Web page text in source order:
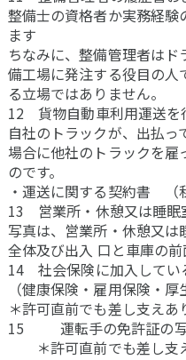
整備士の資格者か実務経験
ます
ちなみに、整備管理者は
備工場に発注する役目の人
る立場ではありません。
12 貨物自動車利用運送を
自社のトラックが、出払っ
場合に他社のトラックを雇
のです。
・運送に関する契約書 （
13 営業所・休憩又は睡眠
写真は、営業所・休憩又
全体及び出入 口と車庫の前
14 社会保険に加入してい
（健康保険・雇用保険・厚
＊許可直前でも差し支え
15 運転手の免許証の
＊許可直前でも差し支